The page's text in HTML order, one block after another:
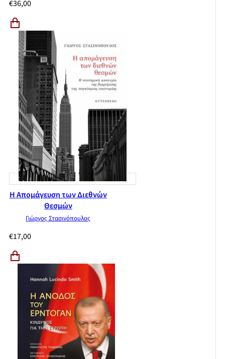
€36,00
Η Απομάγευση των Διεθνών
Θεσμών
Γιώργος Στασινόπουλος
€17,00